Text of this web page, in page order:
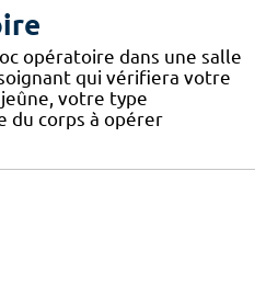
opératoire dans une salle
qui vérifiera votre
votre type
du corps à opérer